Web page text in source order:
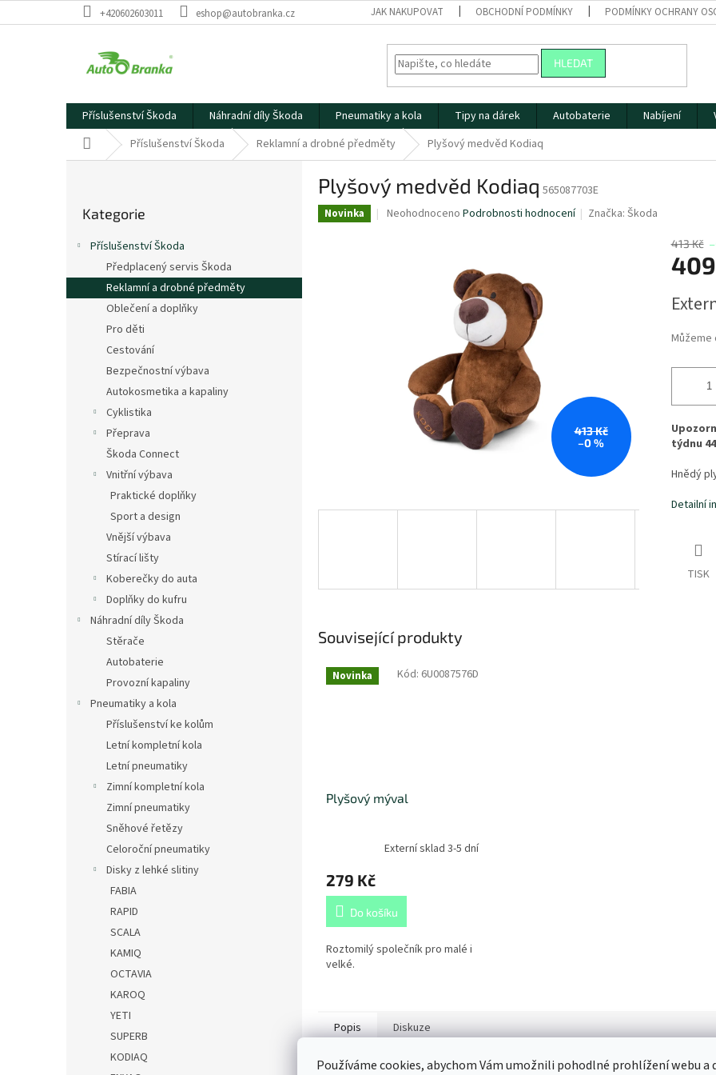
Používáme cookies, abychom Vám umožnili pohodlné prohlížení webu a
na
+420602603011 eshop@autobranka.cz JAK NAKUPOVAT OBCHODNÍ PODMÍNKY PODMÍNKY OCHRANY
HLEDAT
Příslušenství Škoda Náhradní díly Škoda Pneumatiky a kola Tipy na dárek Autobaterie Nabíjení
Domů Příslušenství Škoda Reklamní a drobné předměty Plyšový medvěd Kodiaq
n
kategorie
Kategorie
Příslušenství Škoda
Předplacený servis Škoda
Reklamní a drobné předměty
Oblečení a doplňky
Pro děti
Cestování
Bezpečnostní výbava
Autokosmetika a kapaliny
Cyklistika
Přeprava
Škoda Connect
Vnitřní výbava
Praktické doplňky
Sport a design
Vnější výbava
Stírací lišty
Koberečky do auta
Doplňky do kufru
Náhradní díly Škoda
Stěrače
Autobaterie
Provozní kapaliny
Pneumatiky a kola
Příslušenství ke kolům
Letní kompletní kola
Letní pneumatiky
Zimní kompletní kola
Zimní pneumatiky
Sněhové řetězy
Celoroční pneumatiky
Disky z lehké slitiny
FABIA
RAPID
SCALA
KAMIQ
OCTAVIA
KAROQ
YETI
SUPERB
KODIAQ
Plyšový medvěd Kodiaq 565087703E
Novinka
Průměrné
Neohodnoceno Podrobnosti hodnocení Značka:Škoda
413 Kč
–0 %
413 Kč
cena:
týdnu
Hnědý
Detailní
TISK
Související produkty
Novinka
Plyšový mýval
Externí sklad 3-5 dní
279 Kč
Do košíku
Roztomilý společník pro malé i
velké.
Kód: 6U0087576D
Popis Diskuze